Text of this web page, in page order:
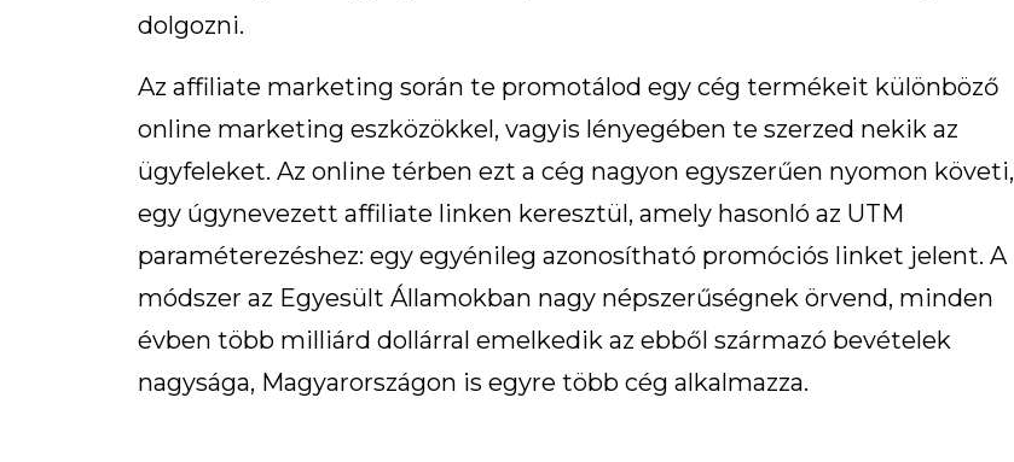
dolgozni.
Az affiliate marketing során te promotálod egy cég termékeit különböző
online marketing eszközökkel, vagyis lényegében te szerzed nekik az
ügyfeleket. Az online térben ezt a cég nagyon egyszerűen nyomon követi,
egy úgynevezett affiliate linken keresztül, amely hasonló az UTM
paraméterezéshez: egy egyénileg azonosítható promóciós linket jelent. A
módszer az Egyesült Államokban nagy népszerűségnek örvend, minden
évben több milliárd dollárral emelkedik az ebből származó bevételek
nagysága, Magyarországon is egyre több cég alkalmazza.